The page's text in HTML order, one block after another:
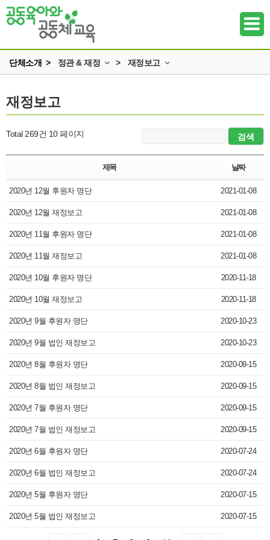
하위메뉴
단체소개 > 정관 & 재정 >
찾아오시는 길
재정보고
재정보고
Total 269건 10 페이지
제목 날짜
2020년 12월 후원자 명단 2021-01-08
2020년 12월 재정보고 2021-01-08
2020년 11월 후원자 명단 2021-01-08
2020년 11월 재정보고 2021-01-08
2020년 10월 후원자 명단 2020-11-18
2020년 10월 재정보고 2020-11-18
2020년 9월 후원자 명단 2020-10-23
2020년 9월 법인 재정보고 2020-10-23
2020년 8월 후원자 명단 2020-09-15
2020년 8월 법인 재정보고 2020-09-15
2020년 7월 후원자 명단 2020-09-15
2020년 7월 법인 재정보고 2020-09-15
2020년 6월 후원자 명단 2020-07-24
2020년 6월 법인 재정보고 2020-07-24
2020년 5월 후원자 명단 2020-07-15
2020년 5월 법인 재정보고 2020-07-15